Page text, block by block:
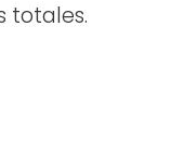
totales.